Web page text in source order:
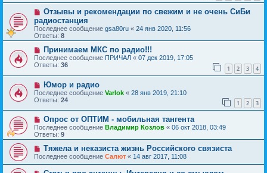
Отзывы и рекомендации по свежим и не очень СиБи
радиостанция
Последнее сообщение gsa80ru « 24 янв 2020, 11:56
Ответы: 8
Принимаем МКС по радио!!!
Последнее сообщение ПРИЧАЛ « 07 дек 2019, 17:05
Ответы: 36 1 2 3 4
Юмор и радио
Последнее сообщение Varlok « 28 янв 2019, 21:10
Ответы: 24 1 2 3
Опрос от ОПТИМ - мобильная тангента
Последнее сообщение Владимир Козлов « 06 окт 2018, 03:49
Ответы: 9
Тяжела и неказиста жизнь Российского связиста
Последнее сообщение Салют « 14 авг 2017, 11:08